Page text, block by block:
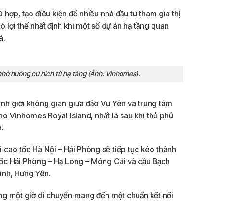
tạo điều kiện để nhiều nhà đầu tư tham gia thị
thế nhất định khi một số dự án hạ tầng quan
hưởng cú hích từ hạ tầng (Ảnh: Vinhomes).
giới không gian giữa đảo Vũ Yên và trung tâm
Vinhomes Royal Island, nhất là sau khi thủ phủ
tốc Hà Nội – Hải Phòng sẽ tiếp tục kéo thành
Hải Phòng – Hạ Long – Móng Cái và cầu Bạch
Hưng Yên.
một giờ di chuyển mang đến một chuẩn kết nối